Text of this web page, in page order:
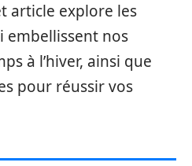
article explore les
embellissent nos
à l’hiver, ainsi que
pour réussir vos